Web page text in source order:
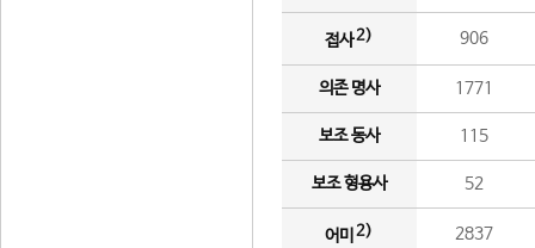
접사2) 906
의존 명사 1771
보조 동사 115
보조 형용사 52
어미 2) 2837